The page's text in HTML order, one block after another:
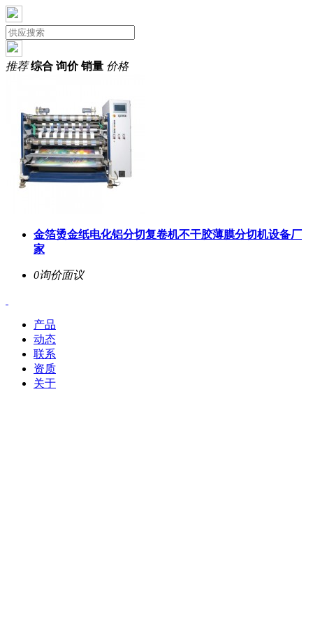
推荐 综合 询价 销量 价格
金箔烫金纸电化铝分切复卷机不干胶薄膜分切机设备厂
家
0询价面议
产品
动态
联系
资质
关于